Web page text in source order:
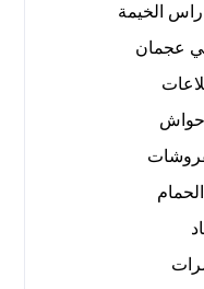
الخيمة
عجمان